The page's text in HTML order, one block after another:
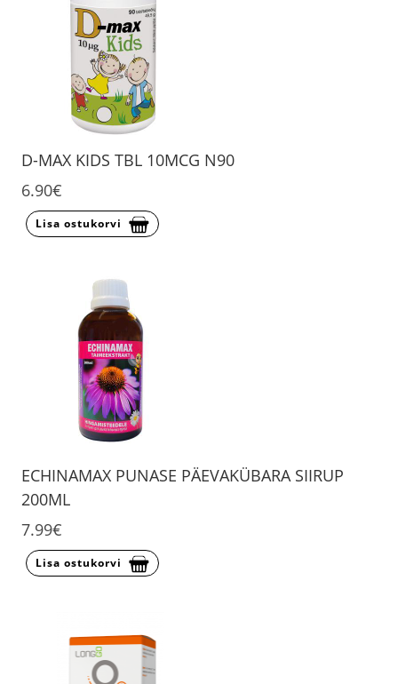
D-MAX KIDS TBL 10MCG N90
6.90€
Lisa ostukorvi
ECHINAMAX PUNASE PÄEVAKÜBARA SIIRUP
200ML
7.99€
Lisa ostukorvi